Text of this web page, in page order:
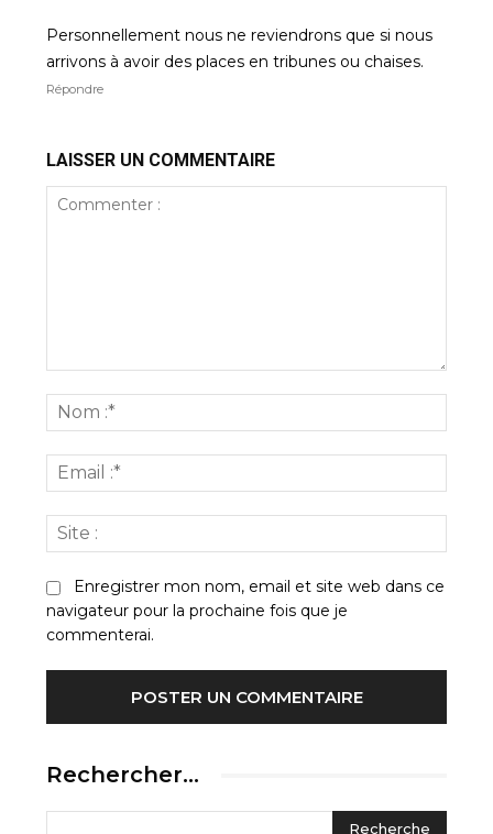
Personnellement nous ne reviendrons que si nous
arrivons à avoir des places en tribunes ou chaises.
Répondre
LAISSER UN COMMENTAIRE
:*
:*
:
Enregistrer mon nom, email et site web dans ce
navigateur pour la prochaine fois que je
commenterai.
Rechercher…